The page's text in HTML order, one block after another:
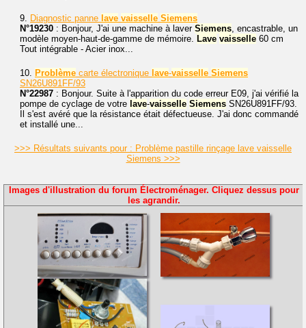
9. Diagnostic panne lave vaisselle Siemens
N°19230 : Bonjour, J'ai une machine à laver Siemens, encastrable, un
modèle moyen-haut-de-gamme de mémoire. Lave vaisselle 60 cm
Tout intégrable - Acier inox...
10. Problème carte électronique lave-vaisselle Siemens
SN26U891FF/93
N°22987 : Bonjour. Suite à l'apparition du code erreur E09, j'ai vérifié la
pompe de cyclage de votre lave-vaisselle Siemens SN26U891FF/93.
Il s'est avéré que la résistance était défectueuse. J'ai donc commandé
et installé une...
>>> Résultats suivants pour : Problème pastille rinçage lave vaisselle
Siemens >>>
Images d'illustration du forum Électroménager. Cliquez dessus pour
les agrandir.